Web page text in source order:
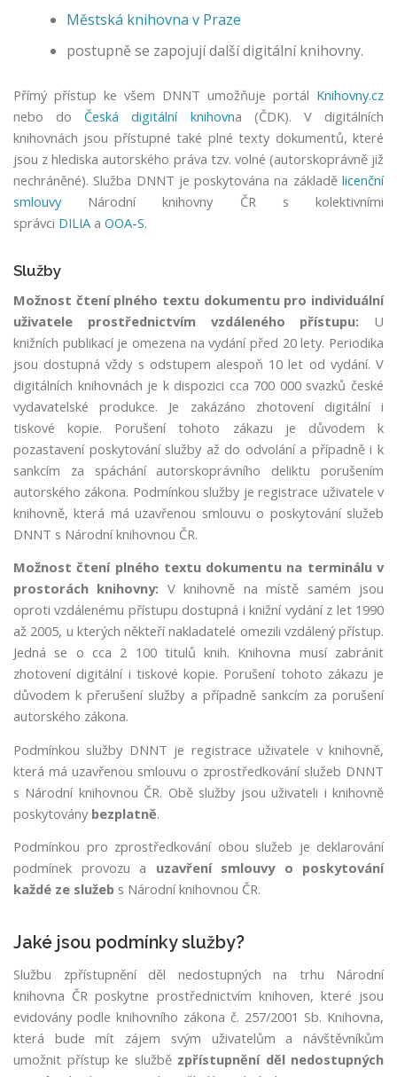
Městská knihovna v Praze
postupně se zapojují další digitální knihovny.
Přímý přístup ke všem DNNT umožňuje portál Knihovny.cz
nebo do Česká digitální knihovna (ČDK). V digitálních
knihovnách jsou přístupné také plné texty dokumentů, které
jsou z hlediska autorského práva tzv. volné (autorskoprávně již
nechráněné). Služba DNNT je poskytována na základě licenční
smlouvyNárodní knihovny ČR s kolektivními
správci DILIA a OOA-S.
Služby
Možnost čtení plného textu dokumentu pro individuální
uživatele prostřednictvím vzdáleného přístupu: U
knižních publikací je omezena na vydání před 20 lety. Periodika
jsou dostupná vždy s odstupem alespoň 10 let od vydání. V
digitálních knihovnách je k dispozici cca 700 000 svazků české
vydavatelské produkce. Je zakázáno zhotovení digitální i
tiskové kopie. Porušení tohoto zákazu je důvodem k
pozastavení poskytování služby až do odvolání a případně i k
sankcím za spáchání autorskoprávního deliktu porušením
autorského zákona. Podmínkou služby je registrace uživatele v
knihovně, která má uzavřenou smlouvu o poskytování služeb
DNNT s Národní knihovnou ČR.
Možnost čtení plného textu dokumentu na terminálu v
prostorách knihovny: V knihovně na místě samém jsou
oproti vzdálenému přístupu dostupná i knižní vydání z let 1990
až 2005, u kterých někteří nakladatelé omezili vzdálený přístup.
Jedná se o cca 2 100 titulů knih. Knihovna musí zabránit
zhotovení digitální i tiskové kopie. Porušení tohoto zákazu je
důvodem k přerušení služby a případně sankcím za porušení
autorského zákona.
Podmínkou služby DNNT je registrace uživatele v knihovně,
která má uzavřenou smlouvu o zprostředkování služeb DNNT
s Národní knihovnou ČR. Obě služby jsou uživateli i knihovně
poskytovány bezplatně.
Podmínkou pro zprostředkování obou služeb je deklarování
podmínek provozu a uzavření smlouvy o poskytování
každé ze služeb s Národní knihovnou ČR.
Jaké jsou podmínky služby?
Službu zpřístupnění děl nedostupných na trhu Národní
knihovna ČR poskytne prostřednictvím knihoven, které jsou
evidovány podle knihovního zákona č. 257/2001 Sb. Knihovna,
která bude mít zájem svým uživatelům a návštěvníkům
umožnit přístup ke službě zpřístupnění děl nedostupných
e
z
b
t
n
é
c
o
s
o
d
ů
e
ži
t
é
p
r
o
b
r
a
n
í
o
w
b
é
tr
á
n
k
y.
U
kl